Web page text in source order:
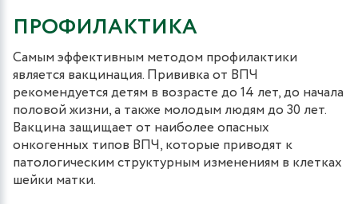
ПРОФИЛАКТИКА
Самым эффективным методом профилактики
является вакцинация. Прививка от ВПЧ
рекомендуется детям в возрасте до 14 лет, до начала
половой жизни, а также молодым людям до 30 лет.
Вакцина защищает от наиболее опасных
онкогенных типов ВПЧ, которые приводят к
патологическим структурным изменениям в клетках
шейки матки.